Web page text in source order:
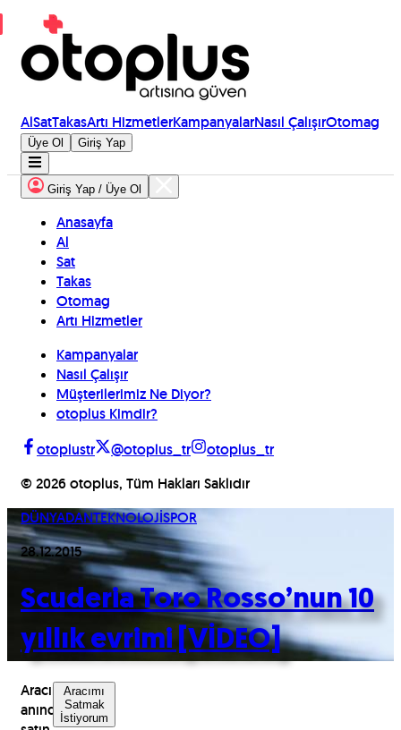
AlSatTakasArtı HizmetlerKampanyalarNasıl ÇalışırOtomag
Üye Ol Giriş Yap
Giriş Yap / Üye Ol
Anasayfa
Al
Sat
Takas
Otomag
Artı Hizmetler
Kampanyalar
Nasıl Çalışır
Müşterilerimiz Ne Diyor?
otoplus Kimdir?
otoplustr
@otoplus_tr
otoplus_tr
© 2026 otoplus, Tüm Hakları Saklıdır
DÜNYADANTEKNOLOJİSPOR
28.12.2015
Scuderia Toro Rosso’nun 10
yıllık evrimi [VİDEO]
Aracınızı
anında
Aracımı
Satmak
İstiyorum